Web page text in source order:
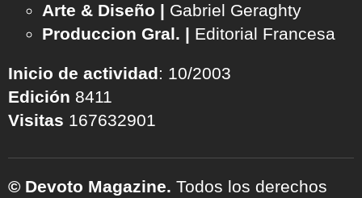
Arte & Diseño | Gabriel Geraghty
Produccion Gral. | Editorial Francesa
Inicio de actividad: 10/2003
Edición 8411
Visitas 167632901
© Devoto Magazine. Todos los derechos